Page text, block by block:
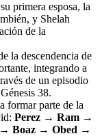
primera esposa, la
y Shelah
de la
la descendencia de
integrando a
de un episodio
38.
formar parte de la
Perez → Ram →
→ Boaz → Obed →